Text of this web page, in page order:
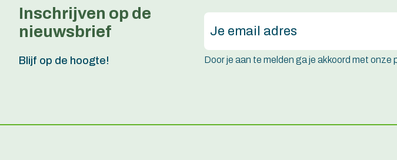
Inschrijven op de
nieuwsbrief
Blijf op de hoogte! Door je aan te melden ga je akkoord met onze